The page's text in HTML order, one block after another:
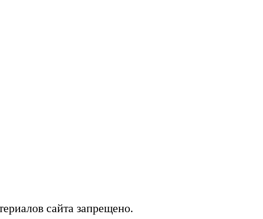
сайта запрещено.